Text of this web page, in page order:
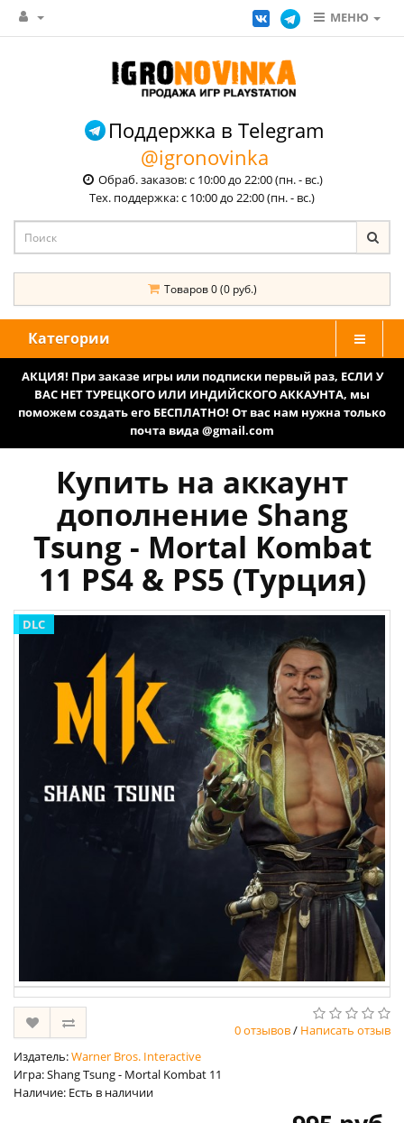
МЕНЮ
Поддержка в Telegram
@igronovinka
Обраб. заказов: с 10:00 до 22:00 (пн. - вс.)
Тех. поддержка: с 10:00 до 22:00 (пн. - вс.)
Товаров 0 (0 руб.)
Категории
АКЦИЯ! При заказе игры или подписки первый раз, ЕСЛИ У
ВАС НЕТ ТУРЕЦКОГО ИЛИ ИНДИЙСКОГО АККАУНТА, мы
поможем создать его БЕСПЛАТНО! От вас нам нужна только
почта вида @gmail.com
Купить на аккаунт
дополнение Shang
Tsung - Mortal Kombat
11 PS4 & PS5 (Турция)
DLC
0 отзывов/ Написать отзыв
Издатель:Warner Bros. Interactive
Игра: Shang Tsung - Mortal Kombat 11
Наличие: Есть в наличии